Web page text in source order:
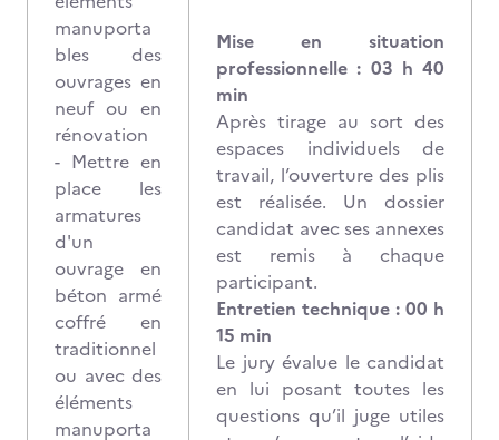
manuporta
bles des
ouvrages en
neuf ou en
rénovation
- Mettre en
place les
armatures
d'un
ouvrage en
béton armé
coffré en
traditionnel
ou avec des
éléments
manuporta
Mise en situation
professionnelle : 03 h 40
min
Après tirage au sort des
espaces individuels de
travail, l’ouverture des plis
est réalisée. Un dossier
candidat avec ses annexes
est remis à chaque
participant.
Entretien technique : 00 h
15 min
Le jury évalue le candidat
en lui posant toutes les
questions qu’il juge utiles